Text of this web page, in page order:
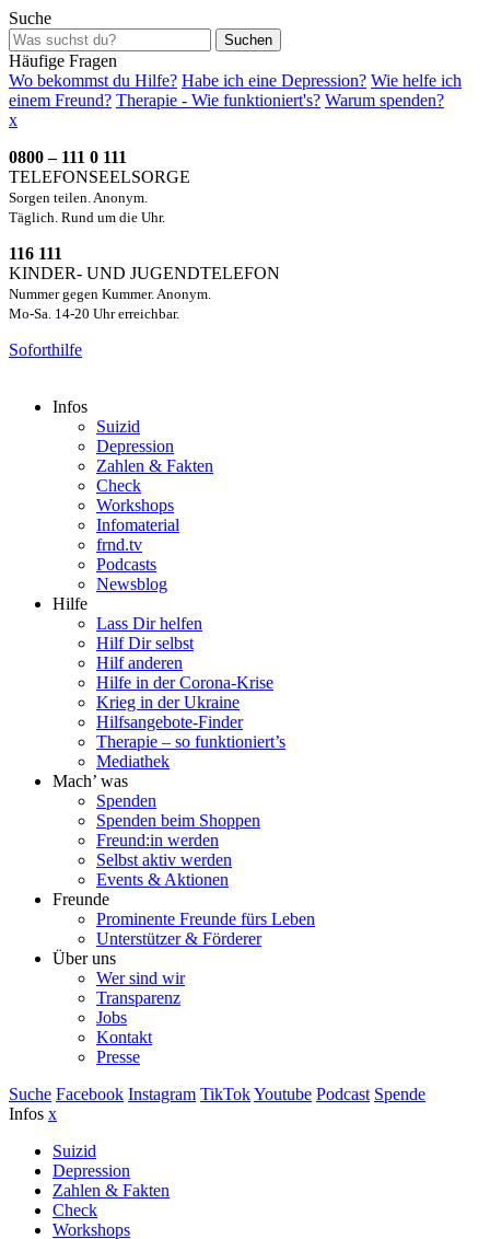
Suche
Suchen
Häufige Fragen
Wo bekommst du Hilfe? Habe ich eine Depression? Wie helfe ich
einem Freund? Therapie - Wie funktioniert's? Warum spenden?
x
0800 – 111 0 111
TELEFONSEELSORGE
Sorgen teilen. Anonym.
Täglich. Rund um die Uhr.
116 111
KINDER- UND JUGENDTELEFON
Nummer gegen Kummer. Anonym.
Mo-Sa. 14-20 Uhr erreichbar.
Soforthilfe
Infos
Suizid
Depression
Zahlen & Fakten
Check
Workshops
Infomaterial
frnd.tv
Podcasts
Newsblog
Hilfe
Lass Dir helfen
Hilf Dir selbst
Hilf anderen
Hilfe in der Corona-Krise
Krieg in der Ukraine
Hilfsangebote-Finder
Therapie – so funktioniert’s
Mediathek
Mach’ was
Spenden
Spenden beim Shoppen
Freund:in werden
Selbst aktiv werden
Events & Aktionen
Freunde
Prominente Freunde fürs Leben
Unterstützer & Förderer
Über uns
Wer sind wir
Transparenz
Jobs
Kontakt
Presse
Suche Facebook Instagram TikTokYoutube Podcast Spende
Infos x
Suizid
Depression
Zahlen & Fakten
Check
Workshops